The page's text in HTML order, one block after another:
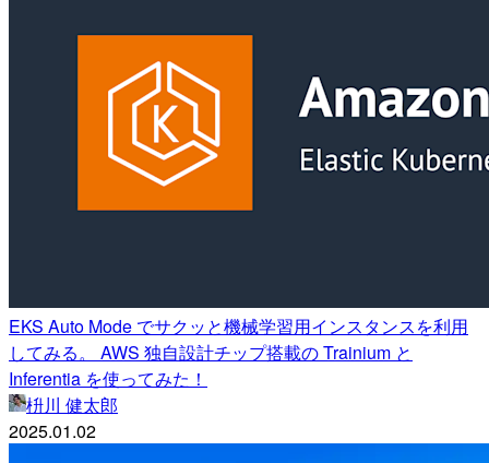
EKS Auto Mode でサクッと機械学習用インスタンスを利用
してみる。 AWS 独自設計チップ搭載の Trainium と
Inferentia を使ってみた！
枡川 健太郎
2025.01.02